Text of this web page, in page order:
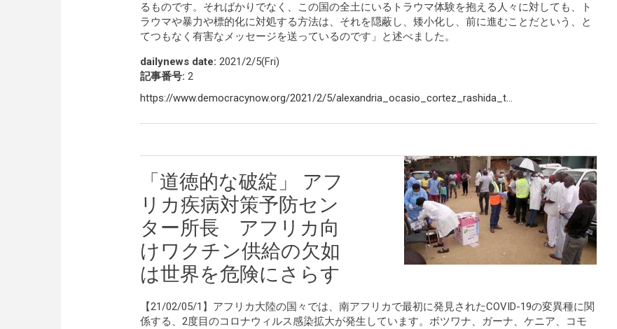
るものです。そればかりでなく、この国の全土にいるトラウマ体験を抱える人々に対しても、ト
ラウマや暴力や標的化に対処する方法は、それを隠蔽し、矮小化し、前に進むことだという、と
てつもなく有害なメッセージを送っているのです」と述べました。
dailynews date: 2021/2/5(Fri)
記事番号: 2
https://www.democracynow.org/2021/2/5/alexandria_ocasio_cortez_rashida_t...
「道徳的な破綻」 アフ
リカ疾病対策予防セン
ター所長 アフリカ向
けワクチン供給の欠如
は世界を危険にさらす
【21/02/05/1】アフリカ大陸の国々では、南アフリカで最初に発見されたCOVID-19の変異種に関
係する、2度目のコロナウィルス感染拡大が発生しています。ボツワナ、ガーナ、ケニア、コモ